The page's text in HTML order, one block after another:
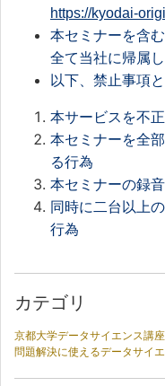
https://kyodai-
本セミナーを含
全て当社に帰属し
以下、禁止事項と
本サービスを不
本セミナーを全
る行為
本セミナーの録
同時に二台以上
行為
カテゴリ
京都大学データサイエンス講座
問題解決に使えるデータサイ